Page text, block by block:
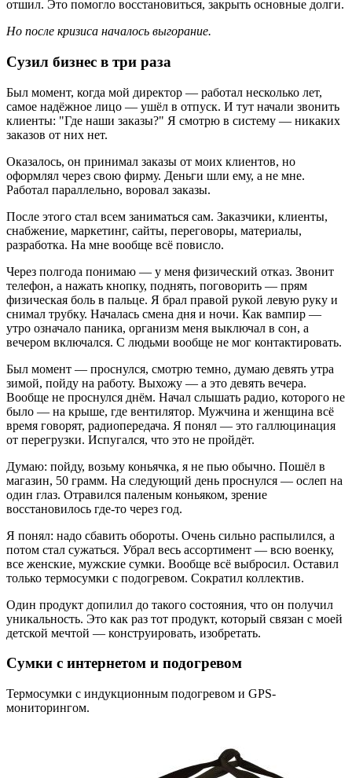
отшил. Это помогло восстановиться, закрыть основные долги.
Но после кризиса началось выгорание.
Сузил бизнес в три раза
Был момент, когда мой директор — работал несколько лет,
самое надёжное лицо — ушёл в отпуск. И тут начали звонить
клиенты: "Где наши заказы?" Я смотрю в систему — никаких
заказов от них нет.
Оказалось, он принимал заказы от моих клиентов, но
оформлял через свою фирму. Деньги шли ему, а не мне.
Работал параллельно, воровал заказы.
После этого стал всем заниматься сам. Заказчики, клиенты,
снабжение, маркетинг, сайты, переговоры, материалы,
разработка. На мне вообще всё повисло.
Через полгода понимаю — у меня физический отказ. Звонит
телефон, а нажать кнопку, поднять, поговорить — прям
физическая боль в пальце. Я брал правой рукой левую руку и
снимал трубку. Началась смена дня и ночи. Как вампир —
утро означало паника, организм меня выключал в сон, а
вечером включался. С людьми вообще не мог контактировать.
Был момент — проснулся, смотрю темно, думаю девять утра
зимой, пойду на работу. Выхожу — а это девять вечера.
Вообще не проснулся днём. Начал слышать радио, которого не
было — на крыше, где вентилятор. Мужчина и женщина всё
время говорят, радиопередача. Я понял — это галлюцинация
от перегрузки. Испугался, что это не пройдёт.
Думаю: пойду, возьму коньячка, я не пью обычно. Пошёл в
магазин, 50 грамм. На следующий день проснулся — ослеп на
один глаз. Отравился паленым коньяком, зрение
восстановилось где-то через год.
Я понял: надо сбавить обороты. Очень сильно распылился, а
потом стал сужаться. Убрал весь ассортимент — всю военку,
все женские, мужские сумки. Вообще всё выбросил. Оставил
только термосумки с подогревом. Сократил коллектив.
Один продукт допилил до такого состояния, что он получил
уникальность. Это как раз тот продукт, который связан с моей
детской мечтой — конструировать, изобретать.
Сумки с интернетом и подогревом
Термосумки с индукционным подогревом и GPS-
мониторингом.